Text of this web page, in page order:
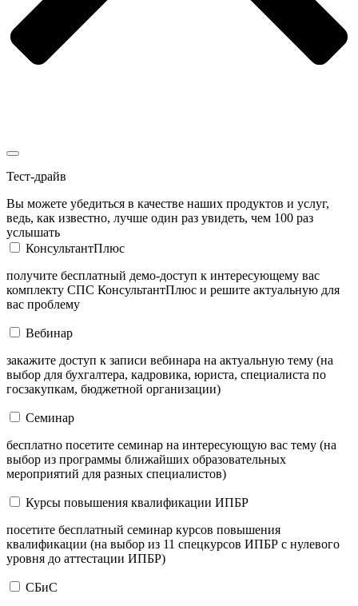
Тест-драйв
Вы можете убедиться в качестве наших продуктов и услуг,
ведь, как известно, лучше один раз увидеть, чем 100 раз
услышать
КонсультантПлюс
получите бесплатный демо-доступ к интересующему вас
комплекту СПС КонсультантПлюс и решите актуальную для
вас проблему
Вебинар
закажите доступ к записи вебинара на актуальную тему (на
выбор для бухгалтера, кадровика, юриста, специалиста по
госзакупкам, бюджетной организации)
Семинар
бесплатно посетите семинар на интересующую вас тему (на
выбор из программы ближайших образовательных
мероприятий для разных специалистов)
Курсы повышения квалификации ИПБР
посетите бесплатный семинар курсов повышения
квалификации (на выбор из 11 спецкурсов ИПБР с нулевого
уровня до аттестации ИПБР)
СБиС